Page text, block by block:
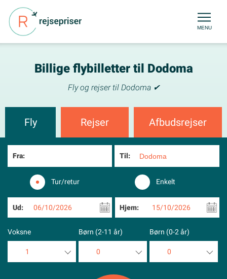
MENU
Billige flybilletter til Dodoma
Fly og rejser til Dodoma ✔
Fly Rejser Afbudsrejser
Fra: Til:
Tur/retur Enkelt
Ud: 06/10/2026 Hjem: 15/10/2026
Voksne
1
Børn (2-11 år)
0
Børn (0-2 år)
0